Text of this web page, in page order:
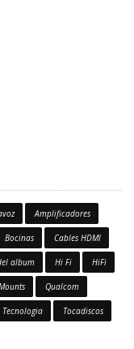
Amplificadores
Bocinas Cables HDMI
album Hi Fi HiFi
Qualcom
Tecnologia Tocadiscos